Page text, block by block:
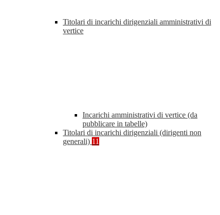
Titolari di incarichi dirigenziali amministrativi di
vertice
Incarichi amministrativi di vertice (da
pubblicare in tabelle)
Titolari di incarichi dirigenziali (dirigenti non
generali) 11